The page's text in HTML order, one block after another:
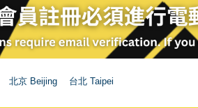
北京 Beijing 台北 Taipei